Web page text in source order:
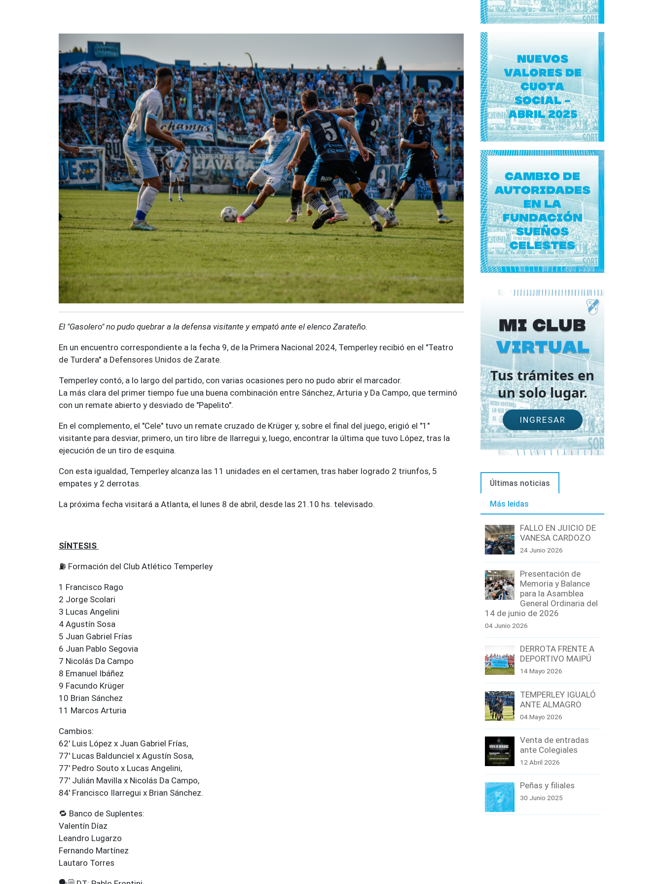
El "Gasolero" no pudo quebrar a la defensa visitante y empató ante el elenco Zarateño.
En un encuentro correspondiente a la fecha 9, de la Primera Nacional 2024, Temperley recibió en el "Teatro
de Turdera" a Defensores Unidos de Zarate.
Temperley contó, a lo largo del partido, con varias ocasiones pero no pudo abrir el marcador.
La más clara del primer tiempo fue una buena combinación entre Sánchez, Arturia y Da Campo, que terminó
con un remate abierto y desviado de "Papelito".
En el complemento, el "Cele" tuvo un remate cruzado de Krüger y, sobre el final del juego, erigió el "1"
visitante para desviar, primero, un tiro libre de Ilarregui y, luego, encontrar la última que tuvo López, tras la
ejecución de un tiro de esquina.
Con esta igualdad, Temperley alcanza las 11 unidades en el certamen, tras haber logrado 2 triunfos, 5
empates y 2 derrotas.
La próxima fecha visitará a Atlanta, el lunes 8 de abril, desde las 21.10 hs. televisado.
SÍNTESIS
⛽ Formación del Club Atlético Temperley
1 Francisco Rago
2 Jorge Scolari
3 Lucas Angelini
4 Agustín Sosa
5 Juan Gabriel Frías
6 Juan Pablo Segovia
7 Nicolás Da Campo
8 Emanuel Ibáñez
9 Facundo Krüger
10 Brian Sánchez
11 Marcos Arturia
Cambios:
62' Luis López x Juan Gabriel Frías,
77' Lucas Baldunciel x Agustín Sosa,
77' Pedro Souto x Lucas Angelini,
77' Julián Mavilla x Nicolás Da Campo,
84' Francisco Ilarregui x Brian Sánchez.
🔁 Banco de Suplentes:
Valentín Díaz
Leandro Lugarzo
Fernando Martínez
Lautaro Torres
NUEVOS
VALORES DE
CUOTA
SOCIAL -
ABRIL 2025
Cambio de
autoridades
en la
Fundación
Sueños
Celestes
Mi Club
virtual
Tus trámites en
un solo lugar.
INGRESAR
Últimas noticias
Más leidas
FALLO EN JUICIO DE
VANESA CARDOZO
24 Junio 2026
Presentación de
Memoria y Balance
para la Asamblea
General Ordinaria del
14 de junio de 2026
04 Junio 2026
DERROTA FRENTE A
DEPORTIVO MAIPÚ
14 Mayo 2026
TEMPERLEY IGUALÓ
ANTE ALMAGRO
04 Mayo 2026
Venta de entradas
ante Colegiales
12 Abril 2026
Peñas y filiales
30 Junio 2025